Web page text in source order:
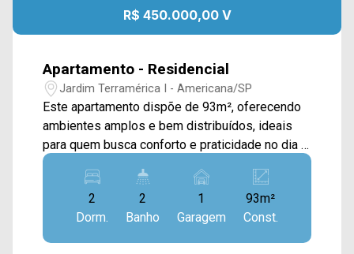
R$ 450.000,00 V
Apartamento - Residencial
Jardim Terramérica I - Americana/SP
Este apartamento dispõe de 93m², oferecendo
ambientes amplos e bem distribuídos, ideais
para quem busca conforto e praticidade no dia a
dia. A área social conta com sala de estar e de
jantar integradas, proporcionando um ambiente
aconchegante para o convívio da família e para
receber visitas. A cozinha possui armários
planejados e excelente integração com os
2
Dorm.
2
Banho
1
Garagem
93m²
Const.